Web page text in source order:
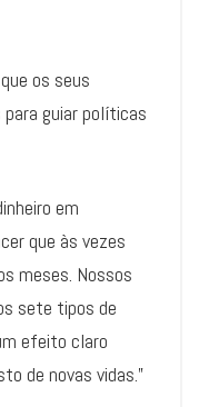
os seus
guiar políticas
em
que às vezes
meses. Nossos
sete tipos de
efeito claro
de novas vidas.”